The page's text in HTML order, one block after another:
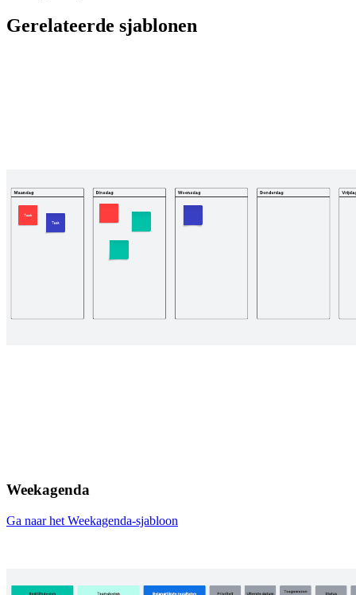
Gerelateerde sjablonen
Weekagenda
Ga naar het Weekagenda-sjabloon